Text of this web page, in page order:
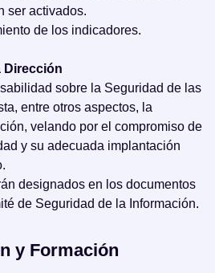
ser activados.
de los indicadores.
Dirección
sobre la Seguridad de las
entre otros aspectos, la
velando por el compromiso de
y su adecuada implantación
designados en los documentos
de Seguridad de la Información.
y Formación